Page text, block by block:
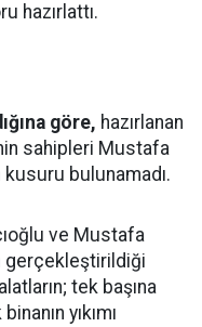
hazırlattı.
göre, hazırlanan
sahipleri Mustafa
kusuru bulunamadı.
ve Mustafa
gerçekleştirildiği
tek başına
yıkımı